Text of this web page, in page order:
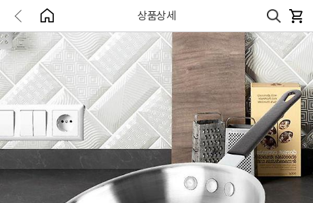
상품상세